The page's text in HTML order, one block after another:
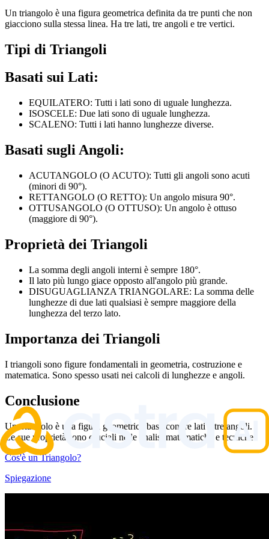
Un triangolo è una figura geometrica definita da tre punti che non
giacciono sulla stessa linea. Ha tre lati, tre angoli e tre vertici.
Tipi di Triangoli
Basati sui Lati:
EQUILATERO: Tutti i lati sono di uguale lunghezza.
ISOSCELE: Due lati sono di uguale lunghezza.
SCALENO: Tutti i lati hanno lunghezze diverse.
Basati sugli Angoli:
ACUTANGOLO (O ACUTO): Tutti gli angoli sono acuti
(minori di 90°).
RETTANGOLO (O RETTO): Un angolo misura 90°.
OTTUSANGOLO (O OTTUSO): Un angolo è ottuso
(maggiore di 90°).
Proprietà dei Triangoli
La somma degli angoli interni è sempre 180°.
Il lato più lungo giace opposto all'angolo più grande.
DISUGUAGLIANZA TRIANGOLARE: La somma delle
lunghezze di due lati qualsiasi è sempre maggiore della
lunghezza del terzo lato.
Importanza dei Triangoli
I triangoli sono figure fondamentali in geometria, costruzione e
matematica. Sono spesso usati nei calcoli di lunghezze e angoli.
Conclusione
Un triangolo è una figura geometrica base con tre lati e tre angoli.
Le sue proprietà sono cruciali nelle analisi matematiche e tecniche.
Cos'è un Triangolo?
Spiegazione